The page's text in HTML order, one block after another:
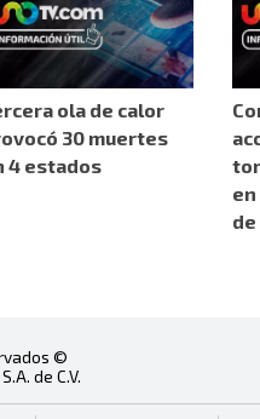
ola de calor
30 muertes
4 estados
©
de C.V.